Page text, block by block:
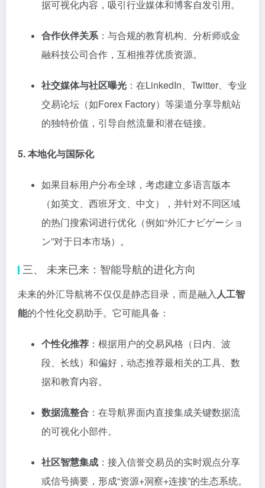
据可视化内容，吸引行业媒体和博客自发引用。
合作伙伴关系：与合规的教育机构、分析师或金
融科技公司合作，互相推荐优质资源。
社交媒体与社区曝光 ：在LinkedIn、Twitter、专业
交易论坛（如Forex Factory）等渠道分享导航站
的独特价值，引导自然流量和潜在链接。
5. 本地化与国际化
如果目标用户分布全球，考虑建立多语言版本
（如英文、西班牙文、中文），并针对不同区域
的热门搜索词进行优化（例如“外汇ナビゲーショ
ン”对于日本市场）。
三、 未来已来：智能导航的进化方向
未来的外汇导航将不仅仅是静态目录，而是融入人工智
能的个性化交易助手。它可能具备：
个性化推荐 ：根据用户的交易风格（日内、波
段、长线）和偏好，动态推荐最相关的工具、数
据和教育内容。
数据流整合 ：在导航界面内直接集成关键数据流
的可视化小部件。
社区智慧集成 ：接入信誉交易员的实时观点分享
或信号摘要，形成“资源+洞察+连接”的生态系统。